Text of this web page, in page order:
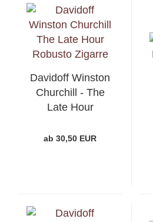
Davidoff Winston
Churchill - The
Late Hour
ab 30,50 EUR